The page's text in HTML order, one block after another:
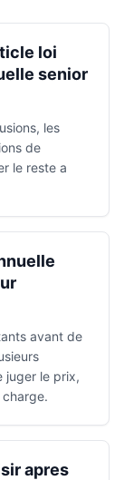
loi
senior
les
de
le reste a
avant de
juger le prix,
apres